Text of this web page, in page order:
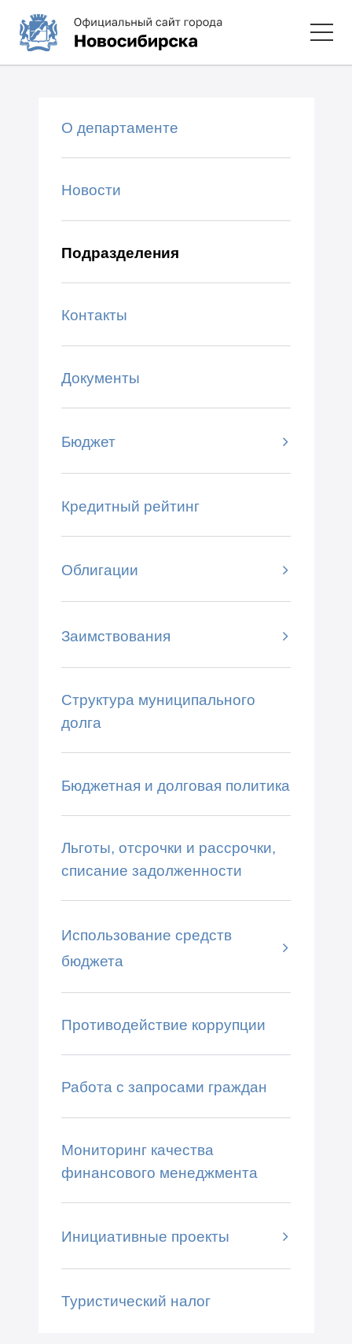
О департаменте
Новости
Подразделения
Контакты
Документы
Бюджет
Кредитный рейтинг
Облигации
Заимствования
Структура муниципального
долга
Бюджетная и долговая политика
Льготы, отсрочки и рассрочки,
списание задолженности
Использование средств
бюджета
Противодействие коррупции
Работа с запросами граждан
Мониторинг качества
финансового менеджмента
Инициативные проекты
Туристический налог